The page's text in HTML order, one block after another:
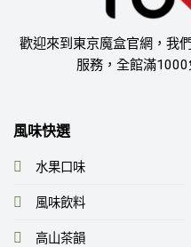
歡迎來到東京魔盒官網，我
服務，全館滿1000
風味快選
水果口味
風味飲料
高山茶韻